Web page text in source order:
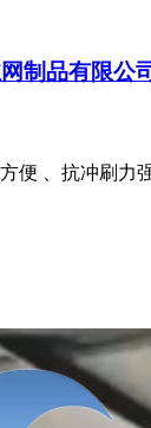
制品有限公
便 、抗冲刷力